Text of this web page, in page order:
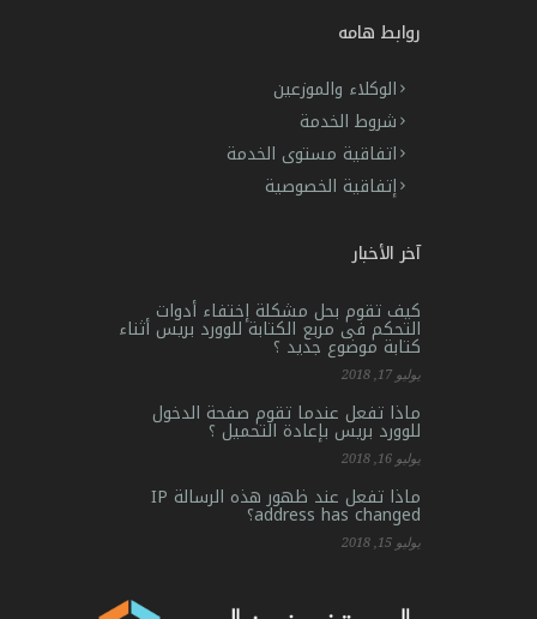
روابط هامه
الوكلاء والموزعين
شروط الخدمة
اتفاقية مستوى الخدمة
إتفاقية الخصوصية
آخر الأخبار
كيف تقوم بحل مشكلة إختفاء أدوات
التحكم فى مربع الكتابة للوورد بريس أثناء
كتابة موضوع جديد ؟
يوليو 17, 2018
ماذا تفعل عندما تقوم صفحة الدخول
للوورد بريس بإعادة التحميل ؟
يوليو 16, 2018
ماذا تفعل عند ظهور هذه الرسالة IP
address has changed؟
يوليو 15, 2018